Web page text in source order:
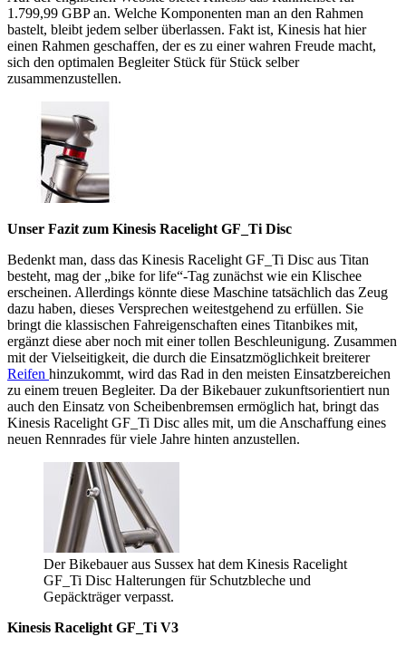
1.799,99 GBP an. Welche Komponenten man an den Rahmen
bastelt, bleibt jedem selber überlassen. Fakt ist, Kinesis hat hier
einen Rahmen geschaffen, der es zu einer wahren Freude macht,
sich den optimalen Begleiter Stück für Stück selber
zusammenzustellen.
Unser Fazit zum Kinesis Racelight GF_Ti Disc
Bedenkt man, dass das Kinesis Racelight GF_Ti Disc aus Titan
besteht, mag der „bike for life“-Tag zunächst wie ein Klischee
erscheinen. Allerdings könnte diese Maschine tatsächlich das Zeug
dazu haben, dieses Versprechen weitestgehend zu erfüllen. Sie
bringt die klassischen Fahreigenschaften eines Titanbikes mit,
ergänzt diese aber noch mit einer tollen Beschleunigung. Zusammen
mit der Vielseitigkeit, die durch die Einsatzmöglichkeit breiterer
Reifen hinzukommt, wird das Rad in den meisten Einsatzbereichen
zu einem treuen Begleiter. Da der Bikebauer zukunftsorientiert nun
auch den Einsatz von Scheibenbremsen ermöglich hat, bringt das
Kinesis Racelight GF_Ti Disc alles mit, um die Anschaffung eines
neuen Rennrades für viele Jahre hinten anzustellen.
Der Bikebauer aus Sussex hat dem Kinesis Racelight
GF_Ti Disc Halterungen für Schutzbleche und
Gepäckträger verpasst.
Kinesis Racelight GF_Ti V3